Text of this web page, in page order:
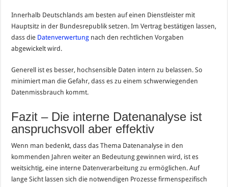
Innerhalb Deutschlands am besten auf einen Dienstleister mit
Hauptsitz in der Bundesrepublik setzen. Im Vertrag bestätigen lassen,
dass die Datenverwertung nach den rechtlichen Vorgaben
abgewickelt wird.
Generell ist es besser, hochsensible Daten intern zu belassen. So
minimiert man die Gefahr, dass es zu einem schwerwiegenden
Datenmissbrauch kommt.
Fazit – Die interne Datenanalyse ist
anspruchsvoll aber effektiv
Wenn man bedenkt, dass das Thema Datenanalyse in den
kommenden Jahren weiter an Bedeutung gewinnen wird, ist es
weitsichtig, eine interne Datenverarbeitung zu ermöglichen. Auf
lange Sicht lassen sich die notwendigen Prozesse firmenspezifisch